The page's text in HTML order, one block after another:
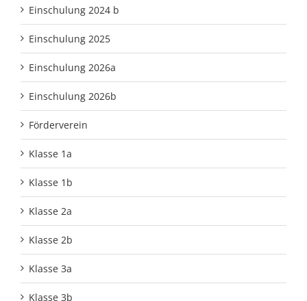
Einschulung 2024 b
Einschulung 2025
Einschulung 2026a
Einschulung 2026b
Förderverein
Klasse 1a
Klasse 1b
Klasse 2a
Klasse 2b
Klasse 3a
Klasse 3b